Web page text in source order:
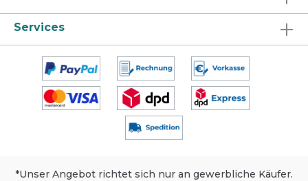
Services
*Unser Angebot richtet sich nur an gewerbliche Käufer.